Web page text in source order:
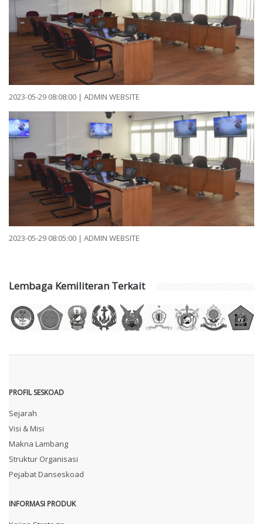
2023-05-29 08:08:00 | ADMIN WEBSITE
2023-05-29 08:05:00 | ADMIN WEBSITE
Lembaga Kemiliteran Terkait
PROFIL SESKOAD
Sejarah
Visi & Misi
Makna Lambang
Struktur Organisasi
Pejabat Danseskoad
INFORMASI PRODUK